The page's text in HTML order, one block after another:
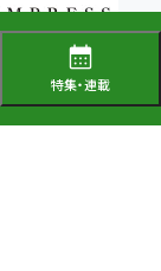
特集・連載